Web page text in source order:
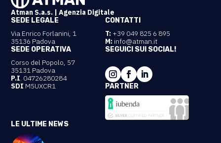
Atman S.a.s. | Agenzia Digitale
SEDE LEGALE
Via Enrico Forlanini, 1
35136 Padova
SEDE OPERATIVA
Corso del Popolo, 57
35131 Padova
P.I. 04726280284
SDI M5UXCR1
CONTATTI
T: +39 049 825 6 895
M: info@atman.it
SEGUICI SUI SOCIAL!
PARTNER
LE ULTIME NEWS